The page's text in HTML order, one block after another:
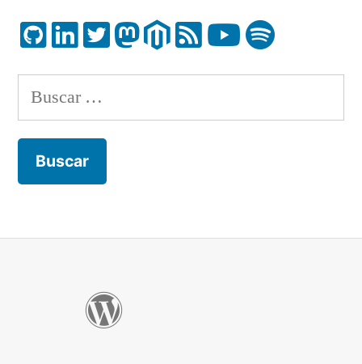
Buscar: